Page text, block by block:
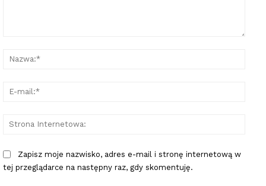
Zapisz moje nazwisko, adres e-mail i stronę internetową w
tej przeglądarce na następny raz, gdy skomentuję.